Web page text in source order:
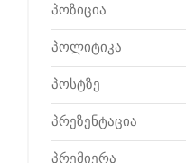
პოზიცია
პოლიტიკა
პოსტზე
პრეზენტაცია
პრემიერა